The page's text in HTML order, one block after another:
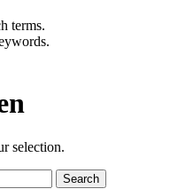
terms.
selection.
Search